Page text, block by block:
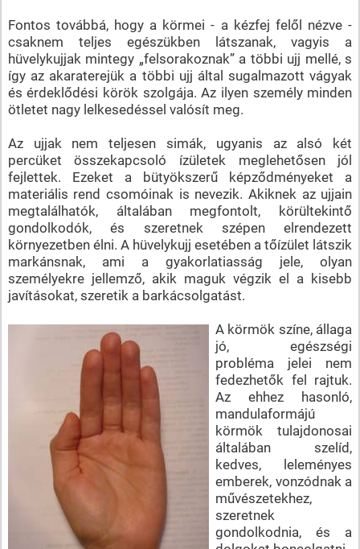
Fontos továbbá, hogy a körmei - a kézfej felől nézve -
csaknem teljes egészükben látszanak, vagyis a
hüvelykujjak mintegy „felsorakoznak” a többi ujj mellé, s
így az akaraterejük a többi ujj által sugalmazott vágyak
és érdeklődési körök szolgája. Az ilyen személy minden
ötletet nagy lelkesedéssel valósít meg.
Az ujjak nem teljesen simák, ugyanis az alsó két
percüket összekapcsoló ízületek meglehetősen jól
fejlettek. Ezeket a bütyökszerű képződményeket a
materiális rend csomóinak is nevezik. Akiknek az ujjain
megtalálhatók, általában megfontolt, körültekintő
gondolkodók, és szeretnek szépen elrendezett
környezetben élni. A hüvelykujj esetében a tőízület látszik
markánsnak, ami a gyakorlatiasság jele, olyan
személyekre jellemző, akik maguk végzik el a kisebb
javításokat, szeretik a barkácsolgatást.
A körmök színe, állaga
jó, egészségi
probléma jelei nem
fedezhetők fel rajtuk.
Az ehhez hasonló,
mandulaformájú
körmök tulajdonosai
általában szelíd,
kedves, leleményes
emberek, vonzódnak a
művészetekhez,
szeretnek
gondolkodnia, és a